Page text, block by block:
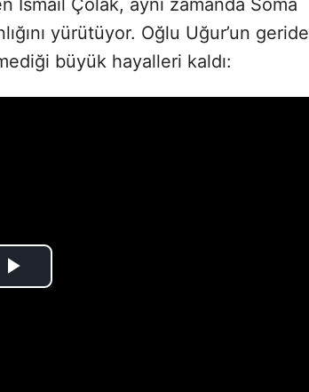
yürütüyor. Oğlu Uğur’un geride
büyük hayalleri kaldı: